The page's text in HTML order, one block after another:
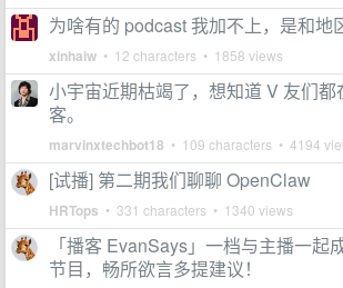
为啥有的 podcast 我加不上，是和地
xinhaiw • 12 characters • 1858 views
小宇宙近期枯竭了，想知道 V 友们都
客。
marvinxtechbot18 • 109 characters • 4194
[试播] 第二期我们聊聊 OpenClaw
HRTops • 331 characters • 1340 views
「播客 EvanSays」一档与主播一起
节目，畅所欲言多提建议！